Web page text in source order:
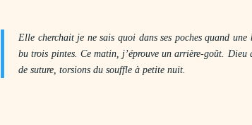
Elle cherchait je ne sais quoi dans ses poches quand
bu trois pintes. Ce matin, j’éprouve un arrière-goût.
de suture, torsions du souffle à petite nuit.